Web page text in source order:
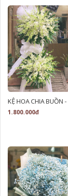
KỆ HOA CHIA BUỒN
1.800.000đ